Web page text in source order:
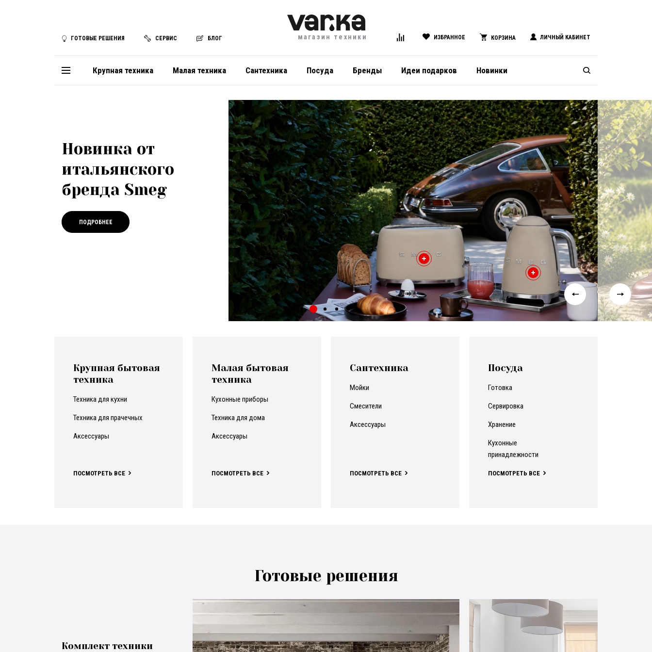
ГОТОВЫЕ РЕШЕНИЯ СЕРВИС БЛОГ магазин техники ИЗБРАННОЕ КОРЗИНА ЛИЧНЫЙ КАБИНЕТ
Крупная техника Малая техника Сантехника Посуда Бренды Идеи подарков Новинки
Новинка от
итальянского
бренда Smeg
ПОДРОБНЕЕ
от
Крупная бытовая
техника
техника для кухни
техника для прачечных
аксессуары
ПОСМОТРЕТЬ ВСЕ
Малая бытовая
техника
кухонные приборы
техника для дома
аксессуары
ПОСМОТРЕТЬ ВСЕ
Сантехника
мойки
смесители
аксессуары
ПОСМОТРЕТЬ ВСЕ
Посуда
готовка
сервировка
хранение
кухонные
принадлежности
ПОСМОТРЕТЬ ВСЕ
Готовые решения
Комплект техники